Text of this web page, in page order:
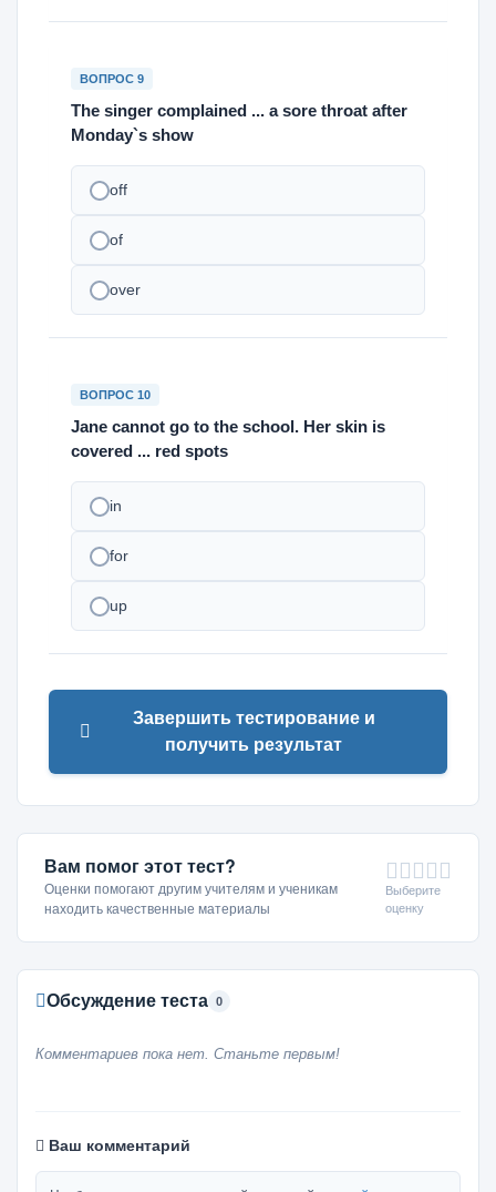
ВОПРОС 9
The singer complained ... a sore throat after
Monday`s show
off
of
over
ВОПРОС 10
Jane cannot go to the school. Her skin is
covered ... red spots
in
for
up
Завершить тестирование и
получить результат
Вам помог этот тест?
Оценки помогают другим учителям и ученикам
находить качественные материалы
Выберите
оценку
Обсуждение теста 0
Комментариев пока нет. Станьте первым!
Ваш комментарий